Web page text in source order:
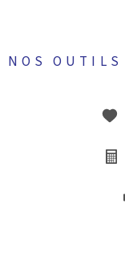
NOS OUTILS